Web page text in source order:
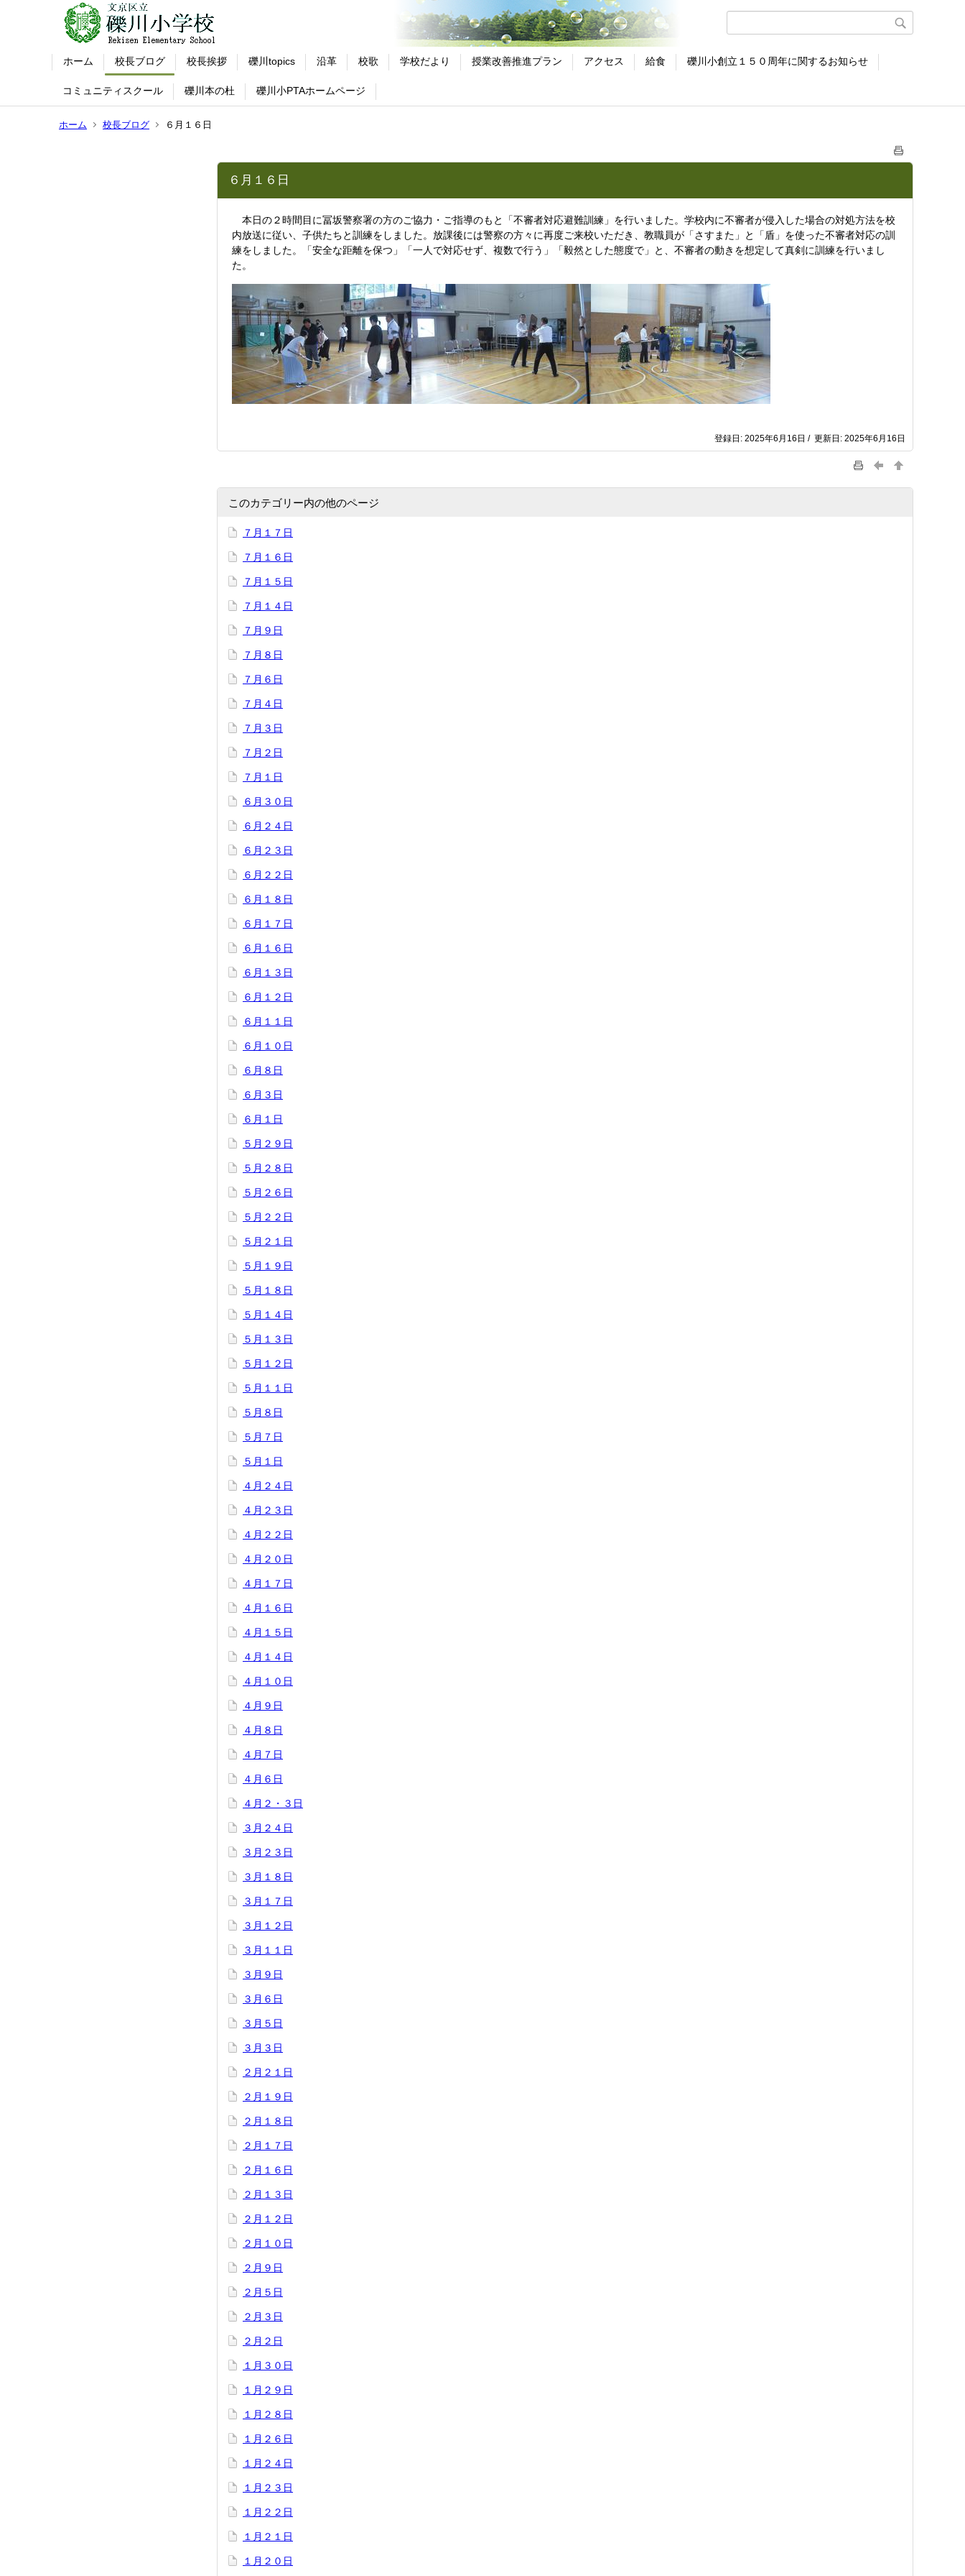
ホーム 校長ブログ 校長挨拶 礫川topics 沿革 校歌 学校だより 授業改善推進プラン アクセス 給食 礫川小創立１５０周年に関するお知らせ
コミュニティスクール 礫川本の杜 礫川小PTAホームページ
ホーム 校長ブログ ６月１６日
６月１６日
本日の２時間目に冨坂警察署の方のご協力・ご指導のもと「不審者対応避難訓練」を行いました。学校内に不審者が侵入した場合の対処方法を校
内放送に従い、子供たちと訓練をしました。放課後には警察の方々に再度ご来校いただき、教職員が「さすまた」と「盾」を使った不審者対応の訓
練をしました。「安全な距離を保つ」「一人で対応せず、複数で行う」「毅然とした態度で」と、不審者の動きを想定して真剣に訓練を行いまし
た。
登録日: 2025年6月16日 / 更新日: 2025年6月16日
このカテゴリー内の他のページ
７月１７日
７月１６日
７月１５日
７月１４日
７月９日
７月８日
７月６日
７月４日
７月３日
７月２日
７月１日
６月３０日
６月２４日
６月２３日
６月２２日
６月１８日
６月１７日
６月１６日
６月１３日
６月１２日
６月１１日
６月１０日
６月８日
６月３日
６月１日
５月２９日
５月２８日
５月２６日
５月２２日
５月２１日
５月１９日
５月１８日
５月１４日
５月１３日
５月１２日
５月１１日
５月８日
５月７日
５月１日
４月２４日
４月２３日
４月２２日
４月２０日
４月１７日
４月１６日
４月１５日
４月１４日
４月１０日
４月９日
４月８日
４月７日
４月６日
４月２・３日
３月２４日
３月２３日
３月１８日
３月１７日
３月１２日
３月１１日
３月９日
３月６日
３月５日
３月３日
２月２１日
２月１９日
２月１８日
２月１７日
２月１６日
２月１３日
２月１２日
２月１０日
２月９日
２月５日
２月３日
２月２日
１月３０日
１月２９日
１月２８日
１月２６日
１月２４日
１月２３日
１月２２日
１月２１日
１月２０日